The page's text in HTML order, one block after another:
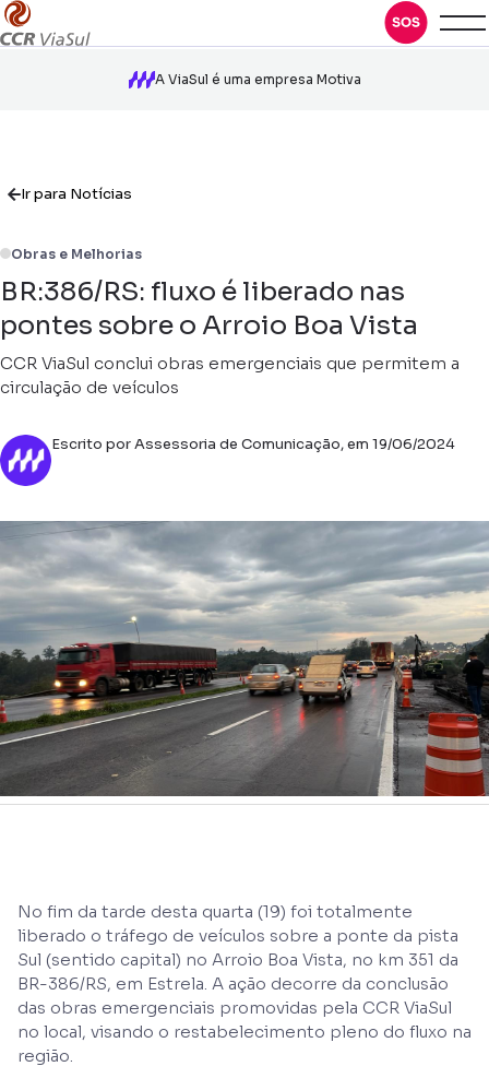
A ViaSul é uma empresa Motiva
Ir para Notícias
Obras e Melhorias
BR:386/RS: fluxo é liberado nas
pontes sobre o Arroio Boa Vista
CCR ViaSul conclui obras emergenciais que permitem a
circulação de veículos
Escrito por Assessoria de Comunicação, em 19/06/2024
No fim da tarde desta quarta (19) foi totalmente
liberado o tráfego de veículos sobre a ponte da pista
Sul (sentido capital) no Arroio Boa Vista, no km 351 da
BR-386/RS, em Estrela. A ação decorre da conclusão
das obras emergenciais promovidas pela CCR ViaSul
no local, visando o restabelecimento pleno do fluxo na
região.